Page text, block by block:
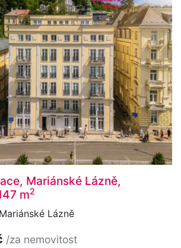
Mariánské Lázně,
m2
Lázně
/za nemovitost